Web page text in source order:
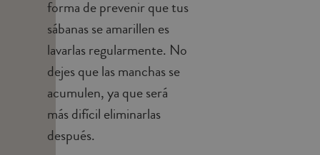
forma de prevenir que tus
sábanas se amarillen es
lavarlas regularmente. No
dejes que las manchas se
acumulen, ya que será
más difícil eliminarlas
después.